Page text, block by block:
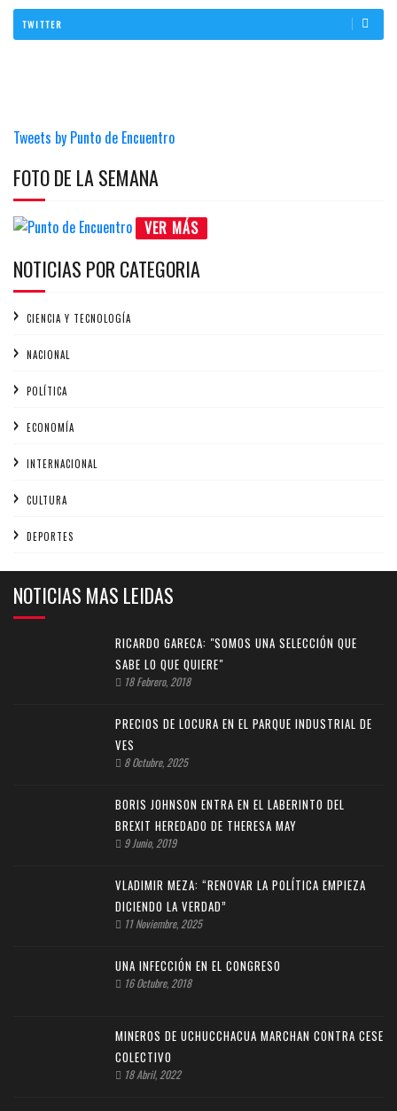
TWITTER
Tweets by Punto de Encuentro
FOTO DE LA SEMANA
VER MÁS
NOTICIAS POR CATEGORIA
CIENCIA Y TECNOLOGÍA
NACIONAL
POLÍTICA
ECONOMÍA
INTERNACIONAL
CULTURA
DEPORTES
NOTICIAS MAS LEIDAS
RICARDO GARECA: "SOMOS UNA SELECCIÓN QUE
SABE LO QUE QUIERE"
18 Febrero, 2018
PRECIOS DE LOCURA EN EL PARQUE INDUSTRIAL DE
VES
8 Octubre, 2025
BORIS JOHNSON ENTRA EN EL LABERINTO DEL
BREXIT HEREDADO DE THERESA MAY
9 Junio, 2019
VLADIMIR MEZA: “RENOVAR LA POLÍTICA EMPIEZA
DICIENDO LA VERDAD”
11 Noviembre, 2025
UNA INFECCIÓN EN EL CONGRESO
16 Octubre, 2018
MINEROS DE UCHUCCHACUA MARCHAN CONTRA CESE
COLECTIVO
18 Abril, 2022